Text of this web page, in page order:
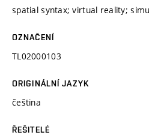
spatial syntax; virtual reality;
OZNAČENÍ
TL02000103
ORIGINÁLNÍ JAZYK
čeština
ŘEŠITELÉ